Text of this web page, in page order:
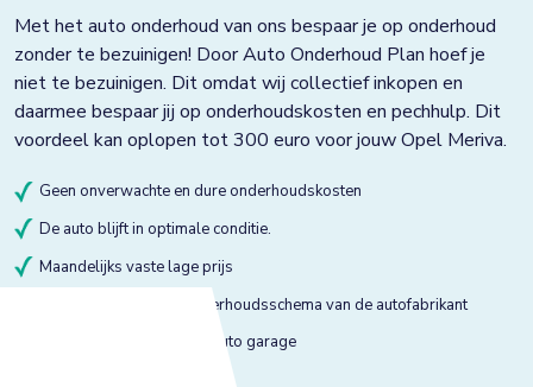
Met het auto onderhoud van ons bespaar je op onderhoud
zonder te bezuinigen! Door Auto Onderhoud Plan hoef je
niet te bezuinigen. Dit omdat wij collectief inkopen en
daarmee bespaar jij op onderhoudskosten en pechhulp. Dit
voordeel kan oplopen tot 300 euro voor jouw Opel Meriva.
Geen onverwachte en dure onderhoudskosten
De auto blijft in optimale conditie.
Maandelijks vaste lage prijs
Onderhoud volgens onderhoudsschema van de autofabrikant
Onderhoud bij gekeurde auto garage